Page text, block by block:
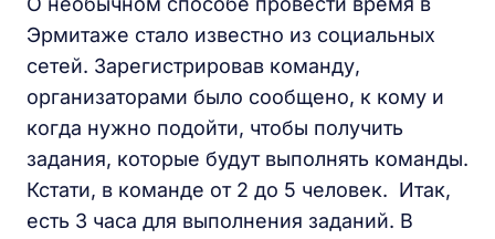
Эрмитаже стало известно из социальных
сетей. Зарегистрировав команду,
организаторами было сообщено, к кому и
когда нужно подойти, чтобы получить
задания, которые будут выполнять команды.
Кстати, в команде от 2 до 5 человек. Итак,
есть 3 часа для выполнения заданий. В